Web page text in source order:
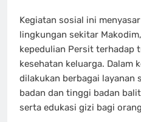
Kegiatan sosial ini
lingkungan sekitar
kepedulian Persit terhadap
kesehatan keluarga. Dalam
dilakukan berbagai layanan
badan dan tinggi badan
serta edukasi gizi bagi